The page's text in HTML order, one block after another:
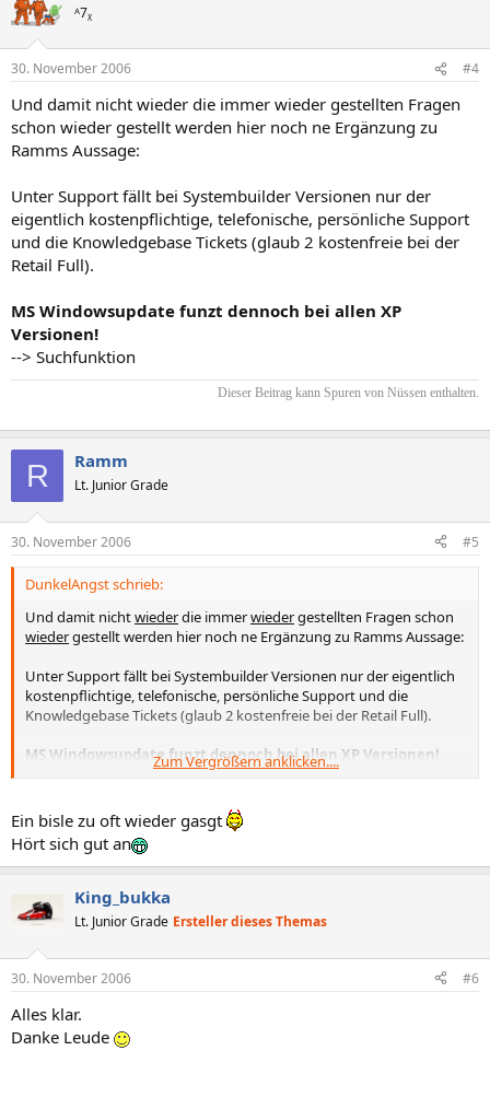
ᴬ7ᵪ
30. November 2006 #4
Und damit nicht wieder die immer wieder gestellten Fragen
schon wieder gestellt werden hier noch ne Ergänzung zu
Ramms Aussage:
Unter Support fällt bei Systembuilder Versionen nur der
eigentlich kostenpflichtige, telefonische, persönliche Support
und die Knowledgebase Tickets (glaub 2 kostenfreie bei der
Retail Full).
MS Windowsupdate funzt dennoch bei allen XP
Versionen!
--> Suchfunktion
Dieser Beitrag kann Spuren von Nüssen enthalten.​
R Ramm
Lt. Junior Grade
30. November 2006 #5
DunkelAngst schrieb:
Und damit nichtwiederdie immerwiedergestellten Fragen schon
wiedergestellt werden hier noch ne Ergänzung zu Ramms Aussage:
Unter Support fällt bei Systembuilder Versionen nur der eigentlich
kostenpflichtige, telefonische, persönliche Support und die
Knowledgebase Tickets (glaub 2 kostenfreie bei der Retail Full).
MS Windowsupdate funzt dennoch bei allen XP Versionen!
Zum Vergrößern anklicken....
Ein bisle zu oft wieder gasgt
Hört sich gut an
King_bukka
Lt. Junior Grade Ersteller dieses Themas
30. November 2006 #6
Alles klar.
Danke Leude